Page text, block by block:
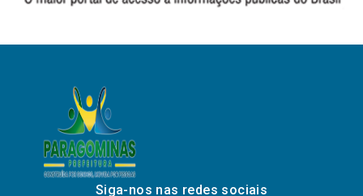
Siga-nos nas redes sociais